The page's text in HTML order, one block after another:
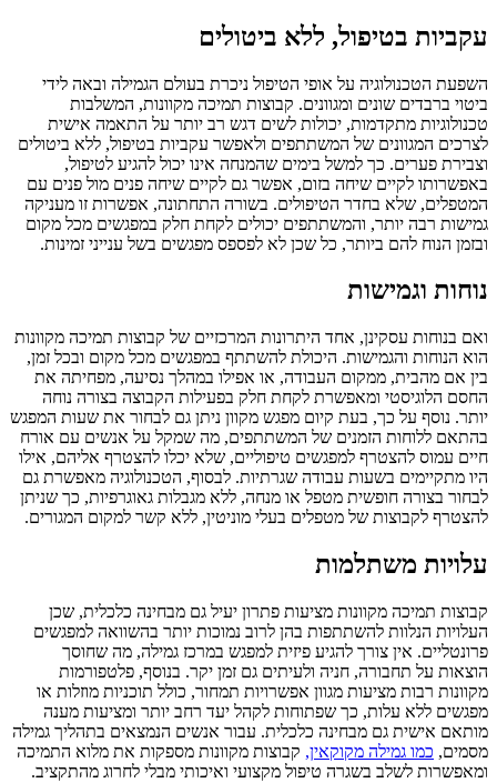
עקביות בטיפול, ללא ביטולים
השפעת הטכנולוגיה על אופי הטיפול ניכרת בעולם הגמילה ובאה לידי
ביטוי ברבדים שונים ומגוונים. קבוצות תמיכה מקוונות, המשלבות
טכנולוגיות מתקדמות, יכולות לשים דגש רב יותר על התאמה אישית
לצרכים המגוונים של המשתתפים ולאפשר עקביות בטיפול, ללא ביטולים
וצבירת פערים. כך למשל בימים שהמנחה אינו יכול להגיע לטיפול,
באפשרותו לקיים שיחה בזום, אפשר גם לקיים שיחה פנים מול פנים עם
המטפלים, שלא בחדר הטיפולים. בשורה התחתונה, אפשרות זו מעניקה
גמישות רבה יותר, והמשתתפים יכולים לקחת חלק במפגשים מכל מקום
ובזמן הנוח להם ביותר, כל שכן לא לפספס מפגשים בשל ענייני זמינות.
נוחות וגמישות
ואם בנוחות עסקינן, אחד היתרונות המרכזיים של קבוצות תמיכה מקוונות
הוא הנוחות והגמישות. היכולת להשתתף במפגשים מכל מקום ובכל זמן,
בין אם מהבית, ממקום העבודה, או אפילו במהלך נסיעה, מפחיתה את
החסם הלוגיסטי ומאפשרת לקחת חלק בפעילות הקבוצה בצורה נוחה
יותר. נוסף על כך, בעת קיום מפגש מקוון ניתן גם לבחור את שעות המפגש
בהתאם ללוחות הזמנים של המשתתפים, מה שמקל על אנשים עם אורח
חיים עמוס להצטרף למפגשים טיפוליים, שלא יכלו להצטרף אליהם, אילו
היו מתקיימים בשעות עבודה שגרתיות. לבסוף, הטכנולוגיה מאפשרת גם
לבחור בצורה חופשית מטפל או מנחה, ללא מגבלות גאוגרפיות, כך שניתן
להצטרף לקבוצות של מטפלים בעלי מוניטין, ללא קשר למקום המגורים.
עלויות משתלמות
קבוצות תמיכה מקוונות מציעות פתרון יעיל גם מבחינה כלכלית, שכן
העלויות הנלוות להשתתפות בהן לרוב נמוכות יותר בהשוואה למפגשים
פרונטליים. אין צורך להגיע פיזית למפגש במרכז גמילה, מה שחוסך
הוצאות על תחבורה, חניה ולעיתים גם זמן יקר. בנוסף, פלטפורמות
מקוונות רבות מציעות מגוון אפשרויות תמחור, כולל תוכניות מוזלות או
מפגשים ללא עלות, כך שפתוחות לקהל יעד רחב יותר ומציעות מענה
מותאם אישית גם מבחינה כלכלית. עבור אנשים הנמצאים בתהליך גמילה
מסמים, כמו גמילה מקוקאין, קבוצות מקוונות מספקות את מלוא התמיכה
ומאפשרות לשלב בשגרה טיפול מקצועי ואיכותי מבלי לחרוג מהתקציב.